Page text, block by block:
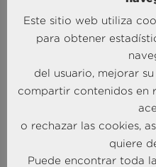
competidor, dónde tiene
una amenaza.
¿Demasiado? No si está
el caso.
Este sitio web utiliza
para obtener
del usuario, mejorar
compartir contenidos en
o rechazar las cookies,
quiere
Puede encontrar toda